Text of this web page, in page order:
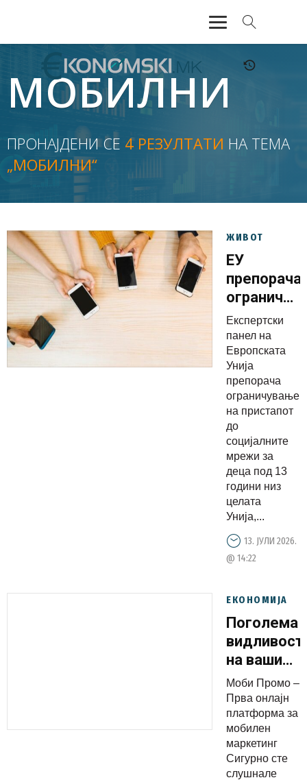
АКТУЕЛНО
ЕКОНОМИЈА
ФИНАНСИИ
БАНКАРСТВО
ЖИВОТ
МОЗАИК
МОБИЛНИ
ПРОНАЈДЕНИ СЕ 4 РЕЗУЛТАТИ НА ТЕМА
„МОБИЛНИ“
ЖИВОТ
ЕУ
препорача
на
мрежи за
деца под
13 години
Експертски
панел на
Европската
Унија
препорача
ограничување
на пристапот
до
социјалните
мрежи за
деца под 13
години низ
целата
Унија,...
13. ЈУЛИ 2026.
@ 14:22
ЕКОНОМИЈА
Поголема
видливост
на вашиот
бренд и
од
промоција
на
фејсбук?
Моби Промо –
Прва онлајн
платформа за
мобилен
маркетинг
Сигурно сте
слушнале